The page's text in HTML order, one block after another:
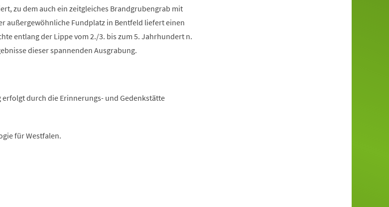
zu dem auch ein zeitgleiches Brandgrubengrab mit
außergewöhnliche Fundplatz in Bentfeld liefert einen
entlang der Lippe vom 2./3. bis zum 5. Jahrhundert n.
dieser spannenden Ausgrabung.
durch die Erinnerungs- und Gedenkstätte
für Westfalen.